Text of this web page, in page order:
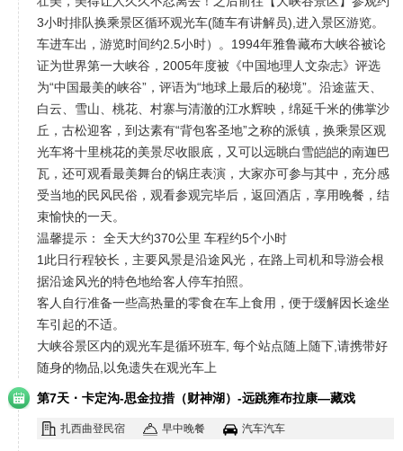
3小时排队换乘景区循环观光车(随车有讲解员),进入景区游览。
车进车出，游览时间约2.5小时）。1994年雅鲁藏布大峡谷被论
证为世界第一大峡谷，2005年度被《中国地理人文杂志》评选
为“中国最美的峡谷”，评语为“地球上最后的秘境”。沿途蓝天、
白云、雪山、桃花、村寨与清澈的江水辉映，绵延千米的佛掌沙
丘，古松迎客，到达素有“背包客圣地”之称的派镇，换乘景区观
光车将十里桃花的美景尽收眼底，又可以远眺白雪皑皑的南迦巴
瓦，还可观看最美舞台的锅庄表演，大家亦可参与其中，充分感
受当地的民风民俗，观看参观完毕后，返回酒店，享用晚餐，结
束愉快的一天。
温馨提示： 全天大约370公里 车程约5个小时
1此日行程较长，主要风景是沿途风光，在路上司机和导游会根
据沿途风光的特色地给客人停车拍照。
客人自行准备一些高热量的零食在车上食用，便于缓解因长途坐
车引起的不适。
大峡谷景区内的观光车是循环班车, 每个站点随上随下,请携带好
随身的物品,以免遗失在观光车上
第7天 · 卡定沟-思金拉措（财神湖）-远跳雍布拉康—藏戏
扎西曲登民宿 早中晚餐 汽车汽车